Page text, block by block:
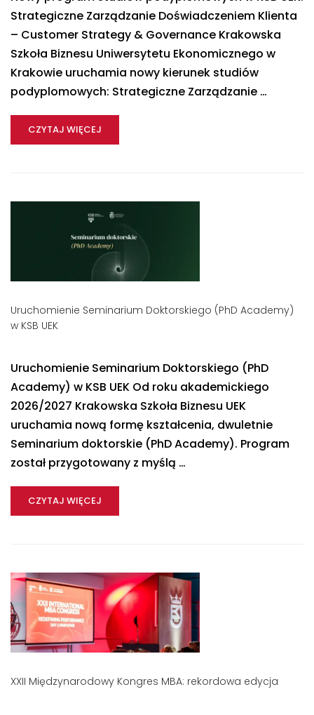
Strategiczne Zarządzanie Doświadczeniem Klienta
– Customer Strategy & Governance Krakowska
Szkoła Biznesu Uniwersytetu Ekonomicznego w
Krakowie uruchamia nowy kierunek studiów
podyplomowych: Strategiczne Zarządzanie …
CZYTAJ WIĘCEJ
Uruchomienie Seminarium Doktorskiego (PhD Academy)
w KSB UEK
Uruchomienie Seminarium Doktorskiego (PhD
Academy) w KSB UEK Od roku akademickiego
2026/2027 Krakowska Szkoła Biznesu UEK
uruchamia nową formę kształcenia, dwuletnie
Seminarium doktorskie (PhD Academy). Program
został przygotowany z myślą …
CZYTAJ WIĘCEJ
XXII Międzynarodowy Kongres MBA: rekordowa edycja